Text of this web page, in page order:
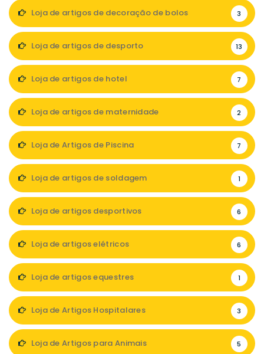
Loja de artigos de decoração de bolos 3
Loja de artigos de desporto 13
Loja de artigos de hotel 7
Loja de artigos de maternidade 2
Loja de Artigos de Piscina 7
Loja de artigos de soldagem 1
Loja de artigos desportivos 6
Loja de artigos elétricos 6
Loja de artigos equestres 1
Loja de Artigos Hospitalares 3
Loja de Artigos para Animais 5